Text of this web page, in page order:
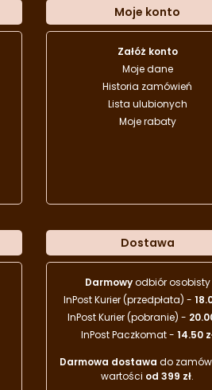
Moje konto
Załóż konto
Moje dane
Historia zamówień
Lista ulubionych
Moje rabaty
Dostawa
Darmowyodbiór osobisty
InPost Kurier (przedpłata) -
InPost Kurier (pobranie) -
InPost Paczkomat - 14.50
Darmowa dostawa do
wartości od 399 zł.